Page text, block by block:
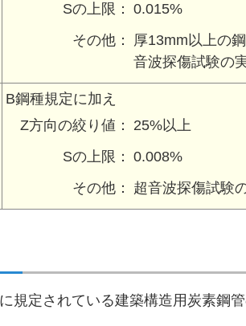
Sの上限： 0.015%
その他：
厚13mm以上の
音波探傷試験の
B鋼種規定に加え
Z方向の絞り値：
25%以上
Sの上限： 0.008%
その他：
超音波探傷試験
規定されている建築構造用炭素鋼